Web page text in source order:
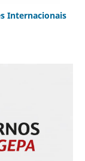
Internacionais